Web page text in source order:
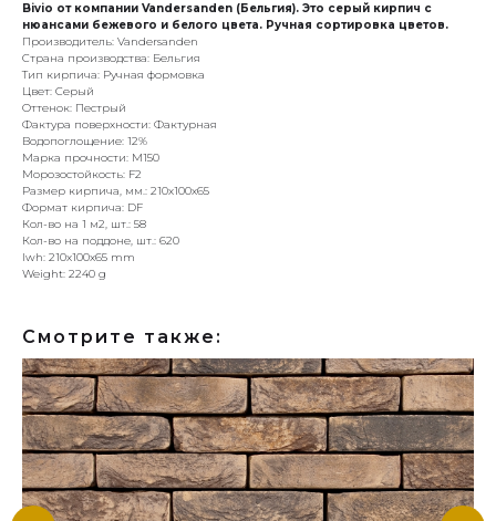
Bivio от компании Vandersanden (Бельгия). Это серый кирпич с
нюансами бежевого и белого цвета. Ручная сортировка цветов.
Производитель: Vandersanden
Страна производства: Бельгия
Тип кирпича: Ручная формовка
Цвет: Серый
Оттенок: Пестрый
Фактура поверхности: Фактурная
Водопоглощение: 12%
Марка прочности: М150
Морозостойкость: F2
Размер кирпича, мм.: 210х100х65
Формат кирпича: DF
Кол-во на 1 м2, шт.: 58
Кол-во на поддоне, шт.: 620
lwh: 210x100x65 mm
Weight: 2240 g
Смотрите также: